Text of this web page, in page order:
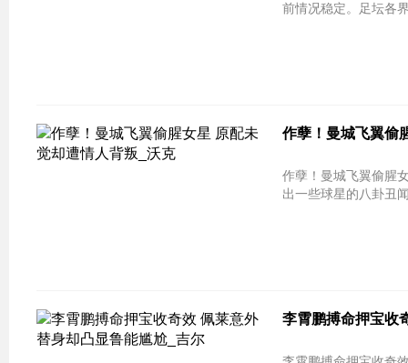
前情况稳定。足坛各
作孽！曼城飞翼偷
作孽！曼城飞翼偷腥女星 原配未觉却
出一些球星的八卦丑
李霄鹏搏命押宝收